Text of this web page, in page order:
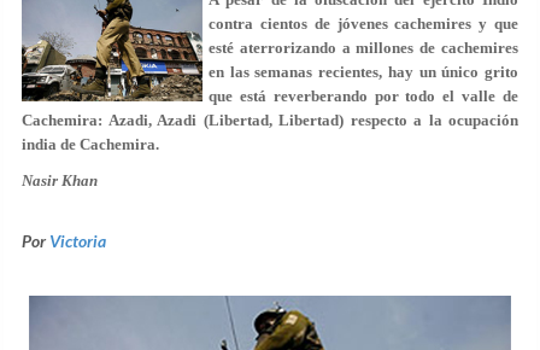
contra cientos de jóvenes cachemires y que
esté aterrorizando a millones de cachemires
en las semanas recientes, hay un único grito
que está reverberando por todo el valle de
Cachemira: Azadi, Azadi (Libertad, Libertad) respecto a la ocupación
india de Cachemira.
Nasir Khan
PorVictoria